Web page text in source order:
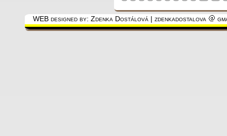
WEB designed by: Zdenka Dostálová | zdenkadostalova